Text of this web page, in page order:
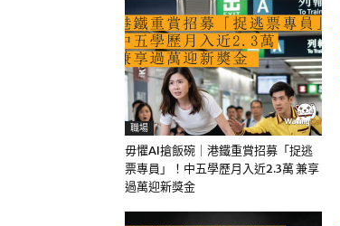
職場
毋懼AI搶飯碗｜港鐵重賞招募「捉逃
票專員」！中五學歷月入近2.3萬 兼享
過萬迎新獎金